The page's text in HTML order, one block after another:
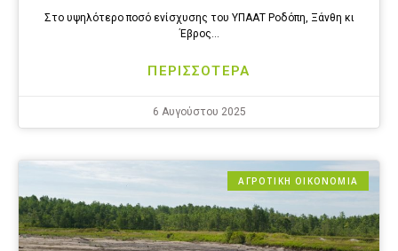
Στο υψηλότερο ποσό ενίσχυσης του ΥΠΑΑΤ Ροδόπη, Ξάνθη κι
Έβρος…
ΠΕΡΙΣΣΟΤΕΡΑ
6 Αυγούστου 2025
ΑΓΡΟΤΙΚΗ ΟΙΚΟΝΟΜΙΑ